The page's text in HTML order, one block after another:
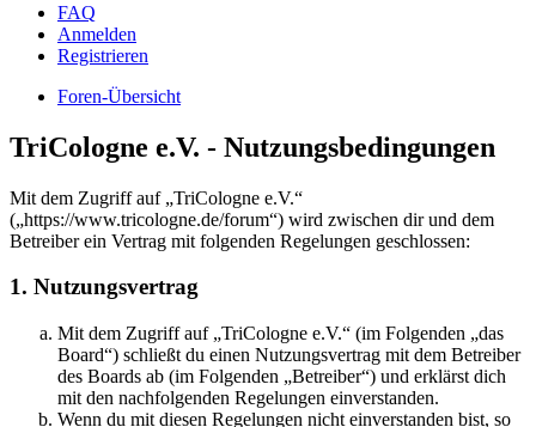
FAQ
Anmelden
Registrieren
Foren-Übersicht
TriCologne e.V. - Nutzungsbedingungen
Mit dem Zugriff auf „TriCologne e.V.“
(„https://www.tricologne.de/forum“) wird zwischen dir und dem
Betreiber ein Vertrag mit folgenden Regelungen geschlossen:
1. Nutzungsvertrag
Mit dem Zugriff auf „TriCologne e.V.“ (im Folgenden „das
Board“) schließt du einen Nutzungsvertrag mit dem Betreiber
des Boards ab (im Folgenden „Betreiber“) und erklärst dich
mit den nachfolgenden Regelungen einverstanden.
Wenn du mit diesen Regelungen nicht einverstanden bist, so